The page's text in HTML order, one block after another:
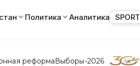
Политика Аналитика SPORT
реформаВыборы-2026